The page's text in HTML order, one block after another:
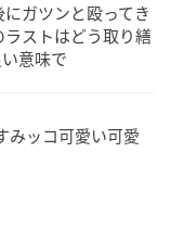
ガツンと殴ってき
ストはどう取り繕
意味で
みッコ可愛い可愛